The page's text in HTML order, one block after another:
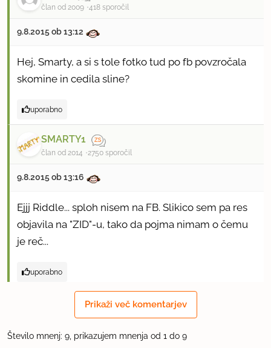
član od 2009 418 sporočil
9.8.2015 ob 13:12
Hej, Smarty, a si s tole fotko tud po fb povzročala
skomine in cedila sline?
uporabno
SMARTY1
član od 2014 2750 sporočil
9.8.2015 ob 13:16
Ejjj Riddle... sploh nisem na FB. Slikico sem pa res
objavila na "ZID"-u, tako da pojma nimam o čemu
je reč...
uporabno
član od 2009
9.8.2015 ob 13:18
Prikaži več komentarjev
Število mnenj: 9, prikazujem mnenja od 1 do 9